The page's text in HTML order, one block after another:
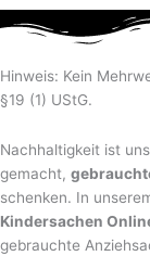
Hinweis: Kein
§19 (1) UStG.
Nachhaltigkeit ist
gemacht,
schenken. In
Kindersachen
gebrauchte